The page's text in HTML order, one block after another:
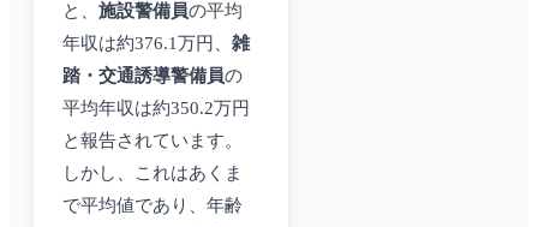
と、 施設警備員の平均
年収は約376.1万円、 雑
踏・交通誘導警備員の
平均年収は約350.2万円
と報告されています。
しかし、これはあくま
で平均値であり、年齢